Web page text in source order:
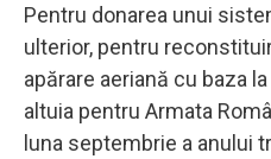
Pentru donarea unui
ulterior, pentru
apărare aeriană cu baza
altuia pentru Armata
luna septembrie a anului